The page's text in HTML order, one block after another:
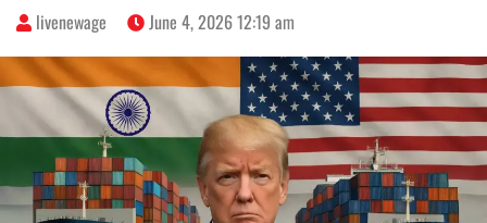
livenewage June 4, 2026 12:19 am